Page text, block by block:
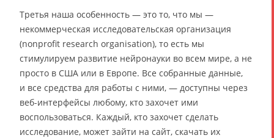
Третья наша особенность — это то, что мы —
некоммерческая исследовательская организация
(nonprofit research organisation), то есть мы
стимулируем развитие нейронауки во всем мире, а не
просто в США или в Европе. Все собранные данные,
и все средства для работы с ними, — доступны через
веб-интерфейсы любому, кто захочет ими
воспользоваться. Каждый, кто захочет сделать
исследование, может зайти на сайт, скачать их